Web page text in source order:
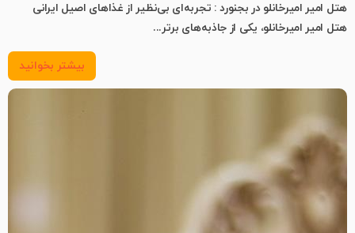
هتل امیر امیرخانلو در بجنورد : تجربه‌ای بی‌نظیر از غذاهای اصیل ایرانی
هتل امیر امیرخانلو، یکی از جاذبه‌های برتر...
بیشتر بخوانید